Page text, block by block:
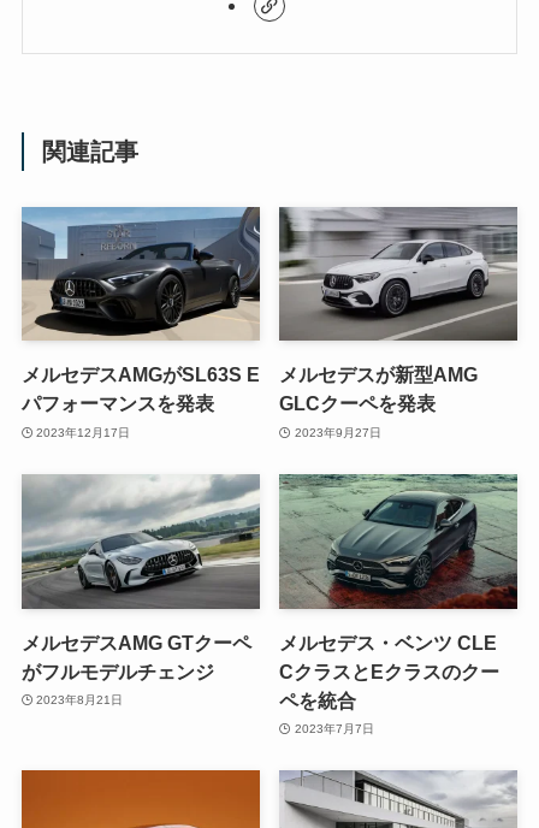
関連記事
メルセデスAMGがSL63S E
パフォーマンスを発表
2023年12月17日
メルセデスが新型AMG
GLCクーペを発表
2023年9月27日
メルセデスAMG GTクーペ
がフルモデルチェンジ
2023年8月21日
メルセデス・ベンツ CLE
CクラスとEクラスのクー
ペを統合
2023年7月7日